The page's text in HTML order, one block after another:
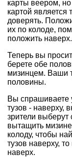
карты веером, но
картой является
доверять.
их по колоде,
положить наверх.
Теперь вы
берете обе
мизинцем. Ваши
половины.
Вы спрашиваете
тузов - наверху,
зрители выберут
вытащить
колоду, чтобы
тузов наверху,
наверх.